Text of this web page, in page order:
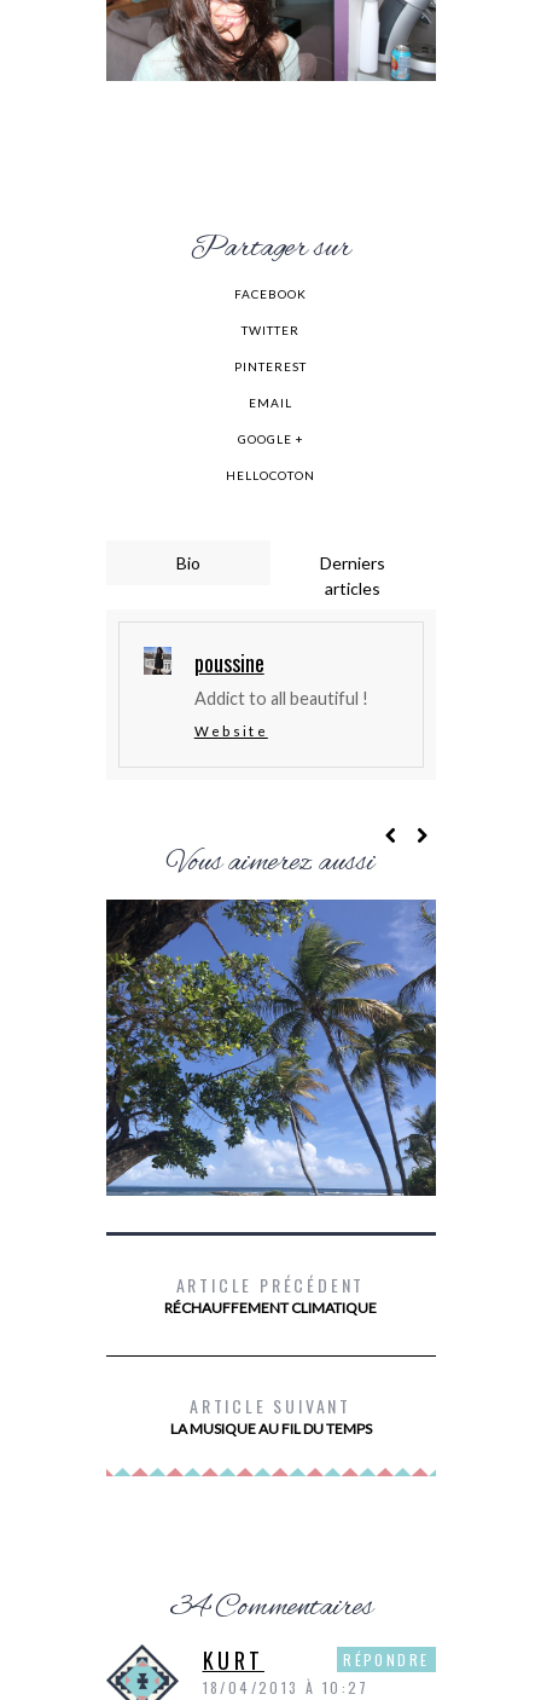
Partager sur
FACEBOOK
TWITTER
PINTEREST
EMAIL
GOOGLE +
HELLOCOTON
Bio
Derniers
articles
poussine
Addict to all beautiful !
Website
Vous aimerez aussi
LES 10 TIPS POUR UN VOYAGE DANS
ARTICLE PRÉCÉDENT
RÉCHAUFFEMENT CLIMATIQUE
ARTICLE SUIVANT
LA MUSIQUE AU FIL DU TEMPS
34 Commentaires
KURT
18/04/2013 À 10:27
RÉPONDRE